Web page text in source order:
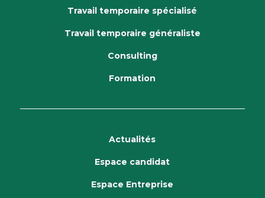
Travail temporaire spécialisé
Travail temporaire généraliste
Consulting
Formation
Actualités
Espace candidat
Espace Entreprise